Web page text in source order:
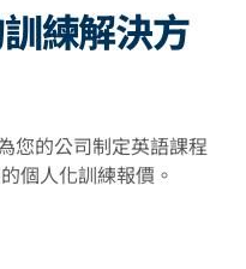
練解決方
您的公司制定英語課程
個人化訓練報價。